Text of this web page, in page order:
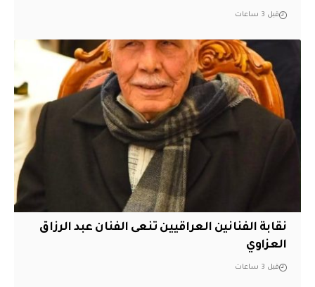
قبل 3 ساعات
نقابة الفنانين العراقيين تنعى الفنان عبد الرزاق
العزاوي
قبل 3 ساعات